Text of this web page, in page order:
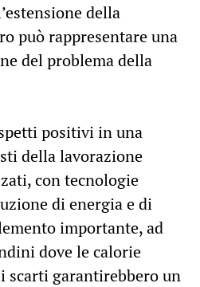
della
può rappresentare una
del problema della
positivi in una
della lavorazione
con tecnologie
di energia e di
importante, ad
dove le calorie
scarti garantirebbero un